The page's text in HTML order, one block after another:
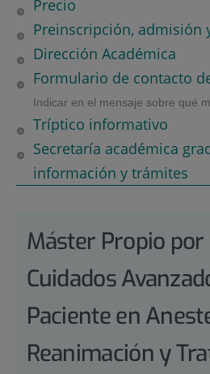
Precio
Preinscripción, admisión
Dirección Académica
Formulario de contacto
Indicar en el mensaje sobre qué
Tríptico informativo
Secretaría académica
información y trámites
Máster Propio por
Cuidados
Paciente en
Reanimación y